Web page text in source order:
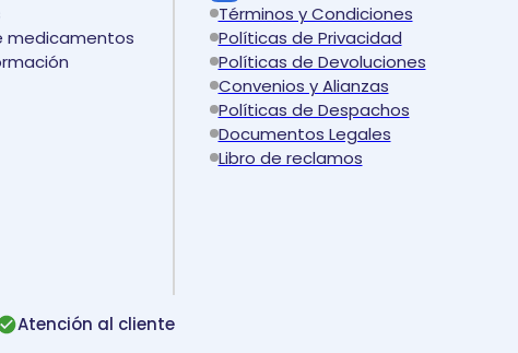
medicamentos
Términos y Condiciones
Políticas de Privacidad
Políticas de Devoluciones
Convenios y Alianzas
Políticas de Despachos
Documentos Legales
Libro de reclamos
Atención al cliente